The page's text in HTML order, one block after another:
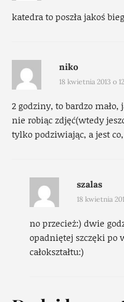
katedra to poszła jakoś
niko
18 kwietnia 2013 o
2 godziny, to bardzo
nie robiąc zdjęć(wtedy
tylko podziwiając, a jest
szalas
18 kwietnia
no przecież:) dwie
opadniętej szczęki po
całokształtu:)